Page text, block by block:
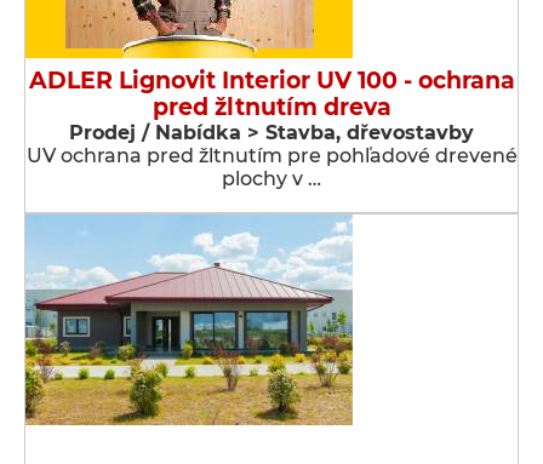
ADLER Lignovit Interior UV 100 - ochrana
pred žltnutím dreva
Prodej / Nabídka > Stavba, dřevostavby
UV ochrana pred žltnutím pre pohľadové drevené
plochy v …